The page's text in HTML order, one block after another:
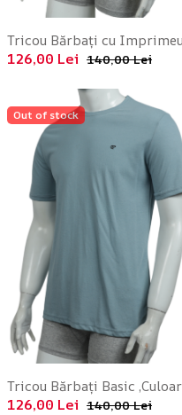
126,00 Lei 140,00 Lei
Out of stock
126,00 Lei 140,00 Lei